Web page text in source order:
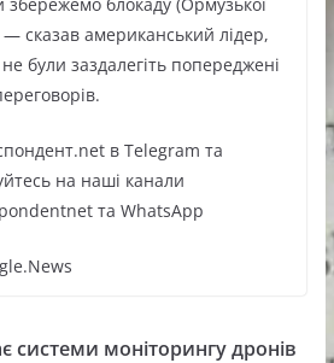
сказав американський лідер,
були заздалегіть попереджені
в Telegram та
на наші канали
та WhatsApp
системи моніторингу дронів